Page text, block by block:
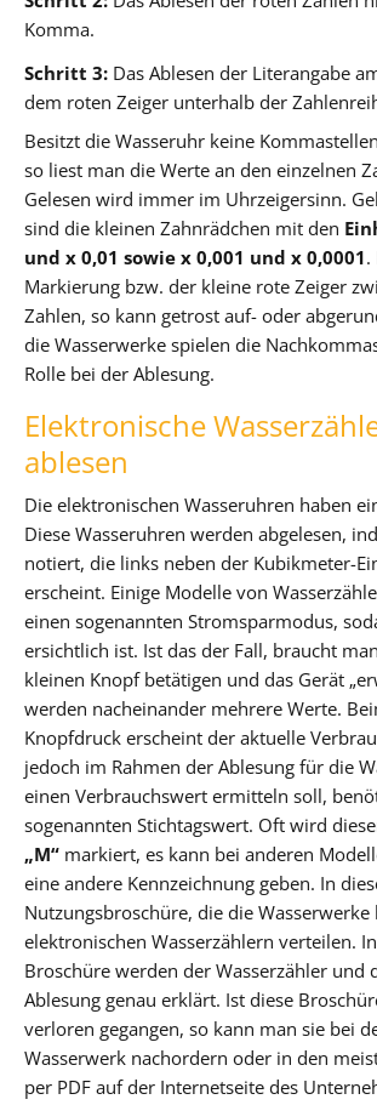
Komma.
Schritt 3: Das Ablesen der Literangabe
dem roten Zeiger unterhalb der
Besitzt die Wasseruhr keine
so liest man die Werte an den einzelnen
Gelesen wird immer im Uhrzeigersinn.
sind die kleinen Zahnrädchen mit den
und x 0,01 sowie x 0,001 und x 0,0001.
Markierung bzw. der kleine rote Zeiger
Zahlen, so kann getrost auf- oder
die Wasserwerke spielen die
Rolle bei der Ablesung.
Elektronische
ablesen
Die elektronischen Wasseruhren haben
Diese Wasseruhren werden abgelesen,
notiert, die links neben der Kubikmeter-
erscheint. Einige Modelle von
einen sogenannten Stromsparmodus,
ersichtlich ist. Ist das der Fall, braucht
kleinen Knopf betätigen und das Gerät
werden nacheinander mehrere Werte.
Knopfdruck erscheint der aktuelle
jedoch im Rahmen der Ablesung für die
einen Verbrauchswert ermitteln soll,
sogenannten Stichtagswert. Oft wird
„M“ markiert, es kann bei anderen
eine andere Kennzeichnung geben. In
Nutzungsbroschüre, die die
elektronischen Wasserzählern verteilen.
Broschüre werden der Wasserzähler und
Ablesung genau erklärt. Ist diese
verloren gegangen, so kann man sie bei
Wasserwerk nachordern oder in den
per PDF auf der Internetseite des